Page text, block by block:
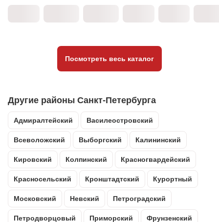
Посмотреть весь каталог
Другие районы Санкт-Петербурга
Адмиралтейский Василеостровский
Всеволожский Выборгский Калининский
Кировский Колпинский Красногвардейский
Красносельский Кронштадтский Курортный
Московский Невский Петроградский
Петродворцовый Приморский Фрунзенский